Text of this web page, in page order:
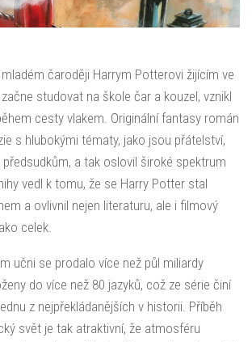
čaroději Harrym Potterovi žijícím ve
studovat na škole čar a kouzel, vznikl
cesty vlakem. Originální fantasy román
s hlubokými tématy, jako jsou přátelství,
a tak oslovil široké spektrum
vedl k tomu, že se Harry Potter stal
a ovlivnil nejen literaturu, ale i filmový
celek.
učni se prodalo více než půl miliardy
do více než 80 jazyků, což ze série činí
z nejpřekládanějších v historii. Příběh
svět je tak atraktivní, že atmosféru